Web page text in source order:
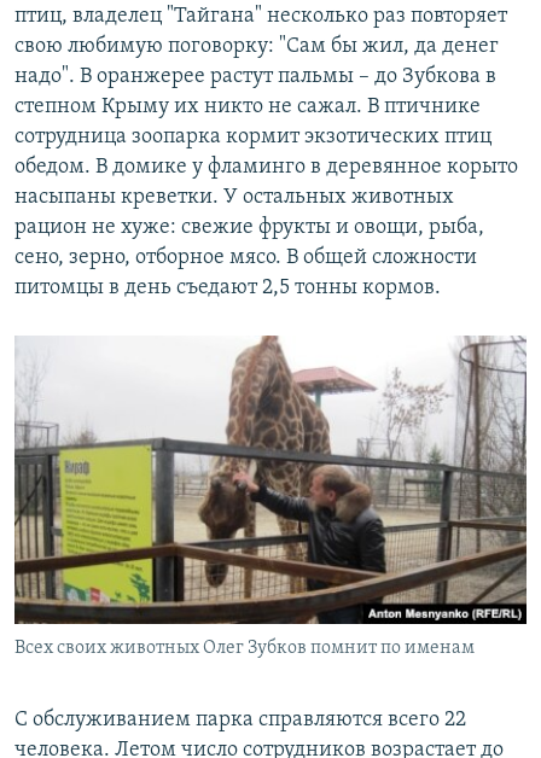
птиц, владелец "Тайгана" несколько раз повторяет
свою любимую поговорку: "Сам бы жил, да денег
надо". В оранжерее растут пальмы – до Зубкова в
степном Крыму их никто не сажал. В птичнике
сотрудница зоопарка кормит экзотических птиц
обедом. В домике у фламинго в деревянное корыто
насыпаны креветки. У остальных животных
рацион не хуже: свежие фрукты и овощи, рыба,
сено, зерно, отборное мясо. В общей сложности
питомцы в день съедают 2,5 тонны кормов.
Всех своих животных Олег Зубков помнит по именам
С обслуживанием парка справляются всего 22
человека. Летом число сотрудников возрастает до